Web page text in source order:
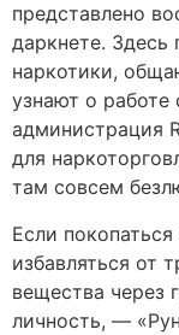
представлено
даркнете. Здесь
наркотики,
узнают о работе
администрация
для
там совсем
Если
избавляться от
вещества через
личность, —